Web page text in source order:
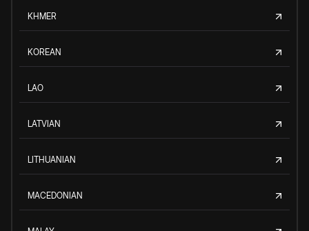
KHMER
KOREAN
LAO
LATVIAN
LITHUANIAN
MACEDONIAN